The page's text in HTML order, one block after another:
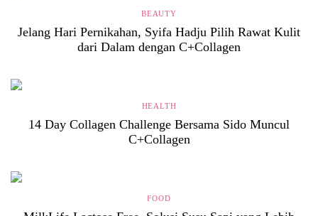
BEAUTY
Jelang Hari Pernikahan, Syifa Hadju Pilih Rawat Kulit
dari Dalam dengan C+Collagen
HEALTH
14 Day Collagen Challenge Bersama Sido Muncul
C+Collagen
FOOD